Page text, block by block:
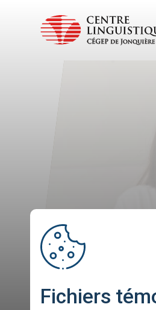
French
spanish
Fichiers